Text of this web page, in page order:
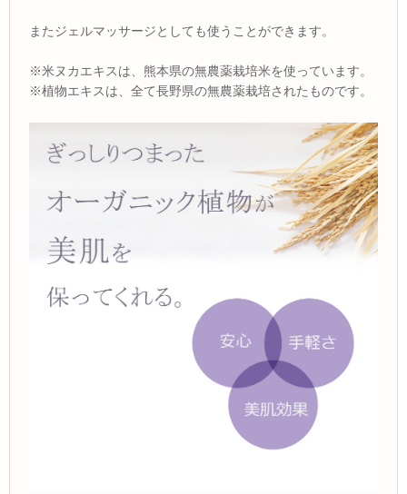
またジェルマッサージとしても使うことができます。
※米ヌカエキスは、熊本県の無農薬栽培米を使っています。
※植物エキスは、全て長野県の無農薬栽培されたものです。